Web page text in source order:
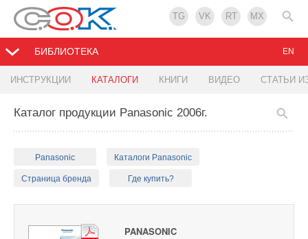
TG VK RT MX
БИБЛИОТЕКА
ИНСТРУКЦИИ КАТАЛОГИ КНИГИ ВИДЕО СТАТЬИ
EN
Каталог продукции Panasonic 2006г.
Panasonic Каталоги Panasonic
Страница бренда Где купить?
PANASONIC